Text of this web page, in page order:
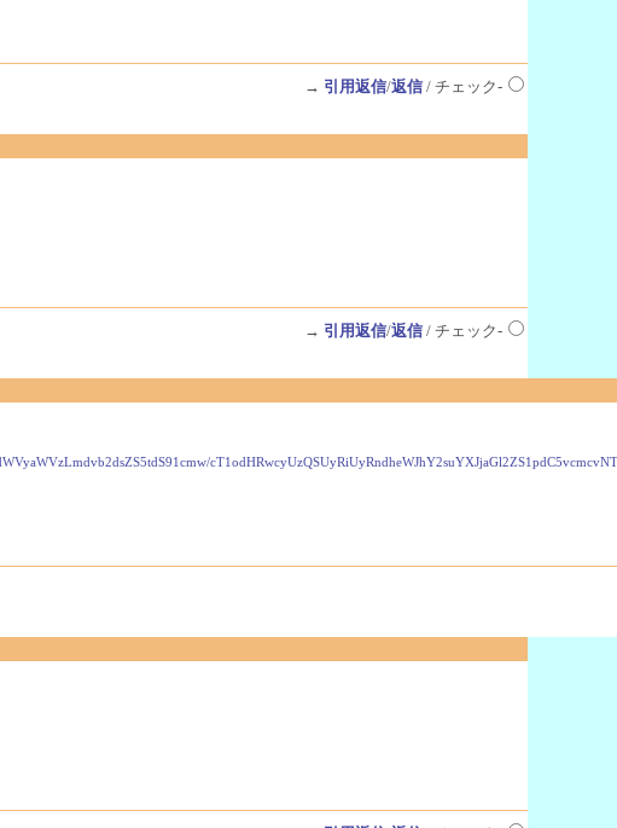
→ 引用返信/返信/ チェック-
→ 引用返信/返信/ チェック-